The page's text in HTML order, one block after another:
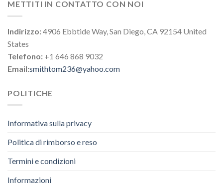
METTITI IN CONTATTO CON NOI
Indirizzo:4906 Ebbtide Way, San Diego, CA 92154 United
States
Telefono: +1 646 868 9032
Email:smithtom236@yahoo.com
POLITICHE
Informativa sulla privacy
Politica di rimborso e reso
Termini e condizioni
Informazioni